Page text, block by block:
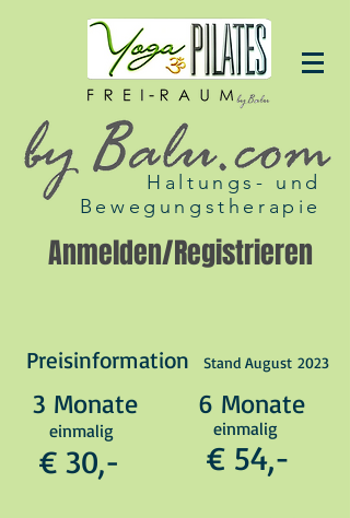
Haltungs- und
Bewegungstherapie
Anmelden/Registrieren
Preisinformation Stand August 2023
3 Monate
einmalig
€ 30,-
6 Monate
einmalig
€ 54,-